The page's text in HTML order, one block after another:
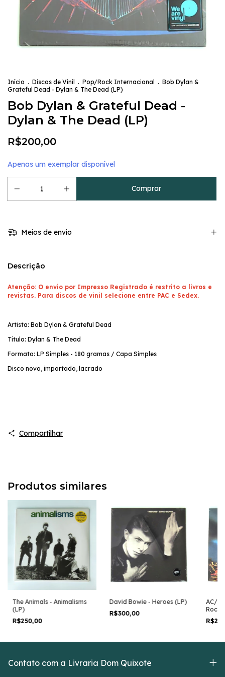
Início . Discos de Vinil . Pop/Rock Internacional . Bob Dylan &
Grateful Dead - Dylan & The Dead (LP)
Bob Dylan & Grateful Dead -
Dylan & The Dead (LP)
R$200,00
Apenas um exemplar disponível
Meios de envio
Descrição
Atenção: O envio por Impresso Registrado é restrito a livros e
revistas. Para discos de vinil selecione entre PAC e Sedex.
Artista: Bob Dylan & Grateful Dead
Título: Dylan & The Dead
Formato: LP Simples - 180 gramas / Capa Simples
Disco novo, importado, lacrado
Compartilhar
Produtos similares
The Animals - Animalisms
(LP)
R$250,00
David Bowie - Heroes (LP)
R$300,00
AC/
Rock
Contato com a Livraria Dom Quixote